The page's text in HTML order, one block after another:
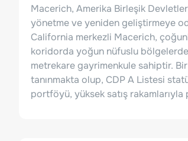
Macerich, Amerika Birleşik
yönetme ve yeniden geliştirmeye
California merkezli Macerich,
koridorda yoğun nüfuslu
metrekare gayrimenkule sahiptir.
tanınmakta olup, CDP A Listesi
portföyü, yüksek satış